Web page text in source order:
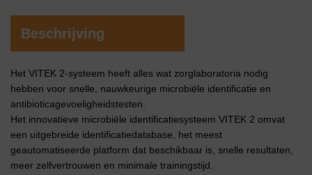
Beschrijving
Het VITEK 2-systeem heeft alles wat zorglaboratoria nodig
hebben voor snelle, nauwkeurige microbiële identificatie en
antibioticagevoeligheidstesten.
Het innovatieve microbiële identificatiesysteem VITEK 2 omvat
een uitgebreide identificatiedatabase, het meest
geautomatiseerde platform dat beschikbaar is, snelle resultaten,
meer zelfvertrouwen en minimale trainingstijd.